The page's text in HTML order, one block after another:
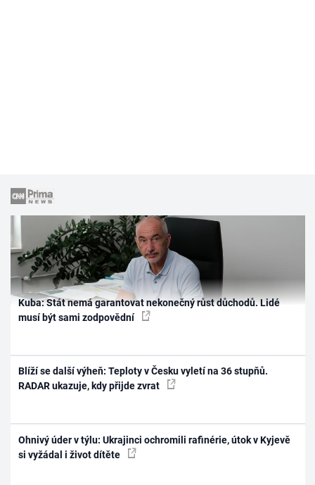
Kuba: Stát nemá garantovat nekonečný růst důchodů. Lidé
musí být sami zodpovědní
Blíží se další výheň: Teploty v Česku vyletí na 36 stupňů.
RADAR ukazuje, kdy přijde zvrat
Ohnivý úder v týlu: Ukrajinci ochromili rafinérie, útok v Kyjevě
si vyžádal i život dítěte